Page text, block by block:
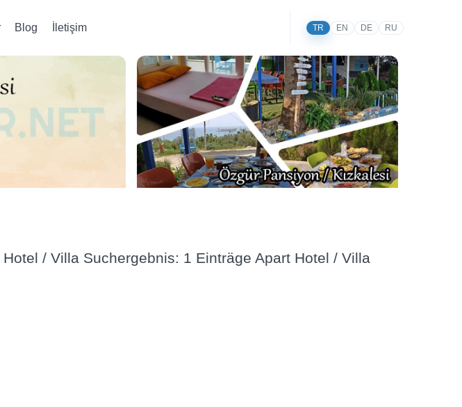
Blog İletişim TR EN DE RU
/ Villa Suchergebnis: 1 Einträge Apart Hotel / Villa